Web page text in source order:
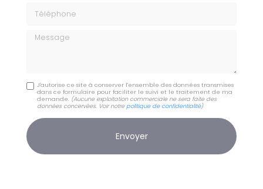
Message
J'autorise ce site à conserver l'ensemble des données transmises
dans ce formulaire pour faciliter le suivi et le traitement de ma
demande. (Aucune exploitation commerciale ne sera faite des
données concervées. Voir notrepolitique de confidentialité)